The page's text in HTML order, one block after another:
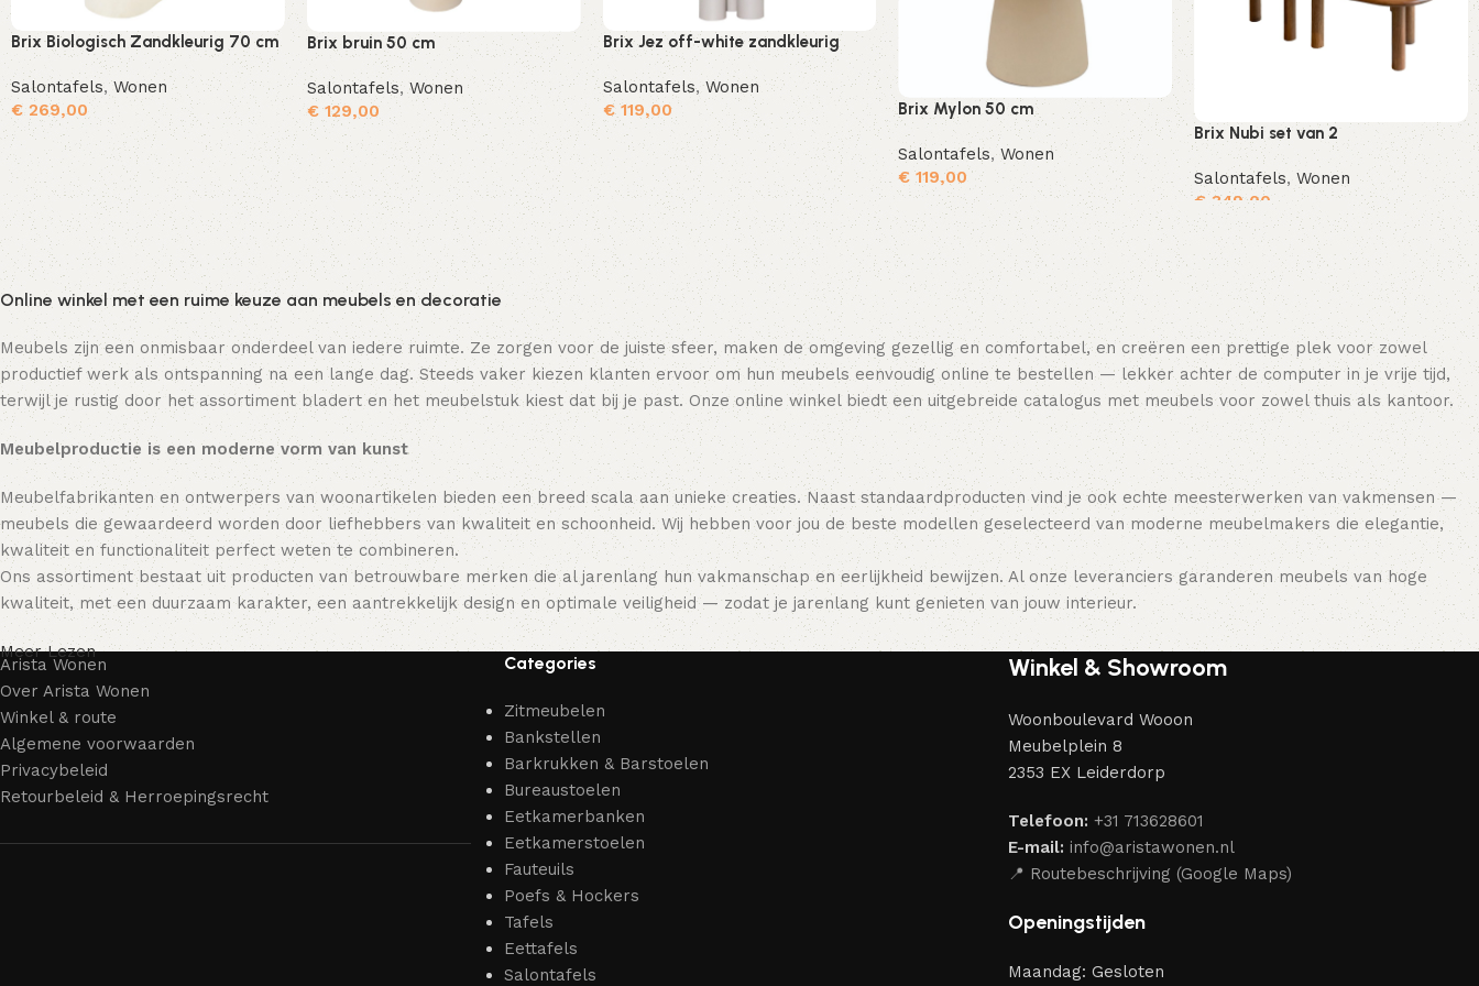
Brix Biologisch Zandkleurig 70 cm
Salontafels,Wonen
€ 269,00
Toevoegen aan winkelwagen
Brix bruin 50 cm
Salontafels,Wonen
€129,00
Toevoegen aan winkelwagen
Brix Jez off-white zandkleurig
Salontafels,Wonen
€119,00
Toevoegen aan winkelwagen
Brix Mylon 50 cm
Salontafels,Wonen
€ 119,00
Toevoegen aan winkelwagen
Brix Nubi set van 2
Salontafels,Wonen
€ 349,00
Toevoegen aan winkelwagen
Online winkel met een ruime keuze aan meubels en decoratie
Meubels zijn een onmisbaar onderdeel van iedere ruimte. Ze zorgen voor de juiste sfeer, maken de omgeving gezellig en comfortabel, en creëren een prettige plek voor zowel
productief werk als ontspanning na een lange dag. Steeds vaker kiezen klanten ervoor om hun meubels eenvoudig online te bestellen — lekker achter de computer in je vrije tijd,
terwijl je rustig door het assortiment bladert en het meubelstuk kiest dat bij je past. Onze online winkel biedt een uitgebreide catalogus met meubels voor zowel thuis als kantoor.
Meubelproductie is een moderne vorm van kunst
Meubelfabrikanten en ontwerpers van woonartikelen bieden een breed scala aan unieke creaties. Naast standaardproducten vind je ook echte meesterwerken van vakmensen —
meubels die gewaardeerd worden door liefhebbers van kwaliteit en schoonheid. Wij hebben voor jou de beste modellen geselecteerd van moderne meubelmakers die elegantie,
kwaliteit en functionaliteit perfect weten te combineren.
Ons assortiment bestaat uit producten van betrouwbare merken die al jarenlang hun vakmanschap en eerlijkheid bewijzen. Al onze leveranciers garanderen meubels van hoge
kwaliteit, met een duurzaam karakter, een aantrekkelijk design en optimale veiligheid — zodat je jarenlang kunt genieten van jouw interieur.
Meer Lezen
Arista Wonen
Over Arista Wonen
Winkel & route
Algemene voorwaarden
Privacybeleid
Retourbeleid & Herroepingsrecht
Categories
Zitmeubelen
Bankstellen
Barkrukken & Barstoelen
Bureaustoelen
Eetkamerbanken
Eetkamerstoelen
Fauteuils
Poefs & Hockers
Tafels
Eettafels
Salontafels
Winkel & Showroom
Woonboulevard Wooon
Meubelplein 8
2353 EX Leiderdorp
Telefoon: +31 713628601
E-mail: info@aristawonen.nl
📍 Routebeschrijving (Google Maps)
Openingstijden
Maandag: Gesloten